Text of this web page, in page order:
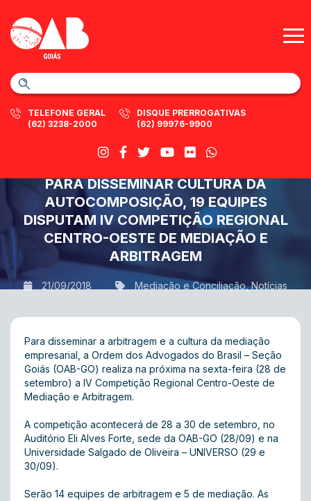
TELEFONE GERAL
(62) 3238-2000
DISQUE PRERROGATIVAS
(62) 99976-9900
PARA DISSEMINAR CULTURA DA
AUTOCOMPOSIÇÃO, 19 EQUIPES
DISPUTAM IV COMPETIÇÃO REGIONAL
CENTRO-OESTE DE MEDIAÇÃO E
ARBITRAGEM
21/09/2018 Mediação e Conciliação,Notícias
Para disseminar a arbitragem e a cultura da mediação
empresarial, a Ordem dos Advogados do Brasil – Seção
Goiás (OAB-GO) realiza na próxima na sexta-feira (28 de
setembro) a IV Competição Regional Centro-Oeste de
Mediação e Arbitragem.
A competição acontecerá de 28 a 30 de setembro, no
Auditório Eli Alves Forte, sede da OAB-GO (28/09) e na
Universidade Salgado de Oliveira – UNIVERSO (29 e
30/09).
Serão 14 equipes de arbitragem e 5 de mediação. As